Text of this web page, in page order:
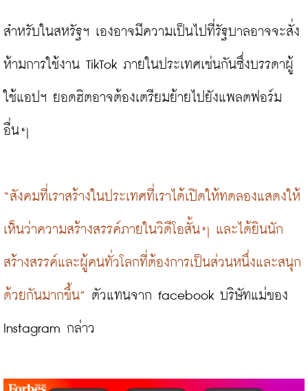
สำหรับในสหรัฐฯ เองอาจมีความเป็นไปที่รัฐบาลอาจจะสั่ง
ห้ามการใช้งาน TikTok ภายในประเทศเช่นกันซึ่งบรรดาผู้
ใช้แอปฯ ยอดฮิตอาจต้องเตรียมย้ายไปยังแพลตฟอร์ม
อื่นๆ
“สังคมที่เราสร้างในประเทศที่เราได้เปิดให้ทดลองแสดงให้
เห็นว่าความสร้างสรรค์ภายในวิดีโอสั้นๆ และได้ยินนัก
สร้างสรรค์และผู้คนทั่วโลกที่ต้องการเป็นส่วนหนึ่งและสนุก
ด้วยกันมากขึ้น” ตัวแทนจาก facebook บริษัทแม่ของ
Instagram กล่าว